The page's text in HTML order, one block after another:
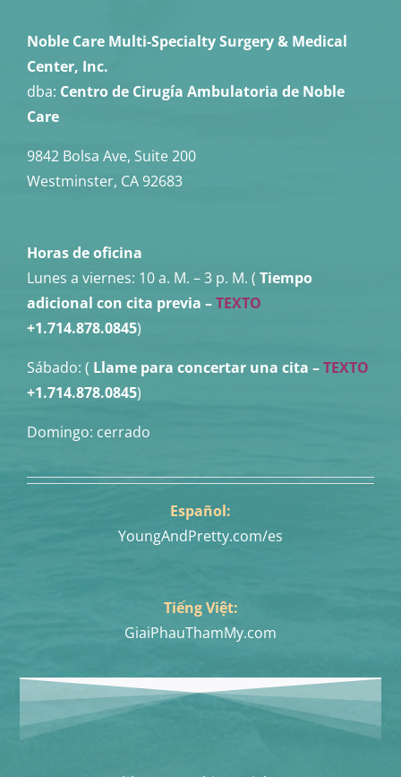
Noble Care Multi-Specialty Surgery & Medical
Center, Inc.
dba: Centro de Cirugía Ambulatoria de Noble
Care
9842 Bolsa Ave, Suite 200
Westminster, CA 92683
Horas de oficina
Lunes a viernes: 10 a. M. – 3 p. M. ( Tiempo
adicional con cita previa –TEXTO
+1.714.878.0845)
Sábado: ( Llame para concertar una cita –TEXTO
+1.714.878.0845)
Domingo: cerrado
Español:
YoungAndPretty.com/es
Tiếng Việt:
GiaiPhauThamMy.com